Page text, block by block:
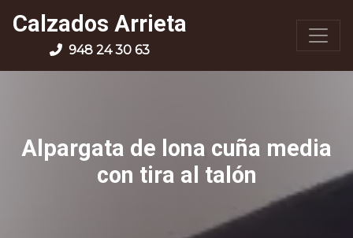
Calzados Arrieta
948 24 30 63
Alpargata de lona cuña media
con tira al talón